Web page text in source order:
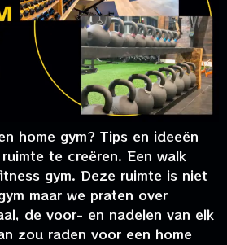
home gym? Tips en ideeën
te creëren. Een walk
gym. Deze ruimte is niet
maar we praten over
de voor- en nadelen van elk
zou raden voor een home